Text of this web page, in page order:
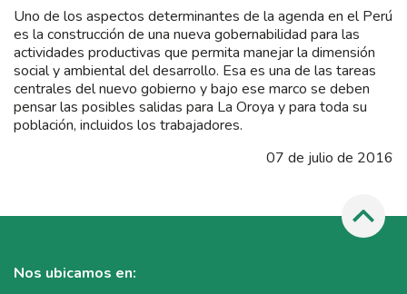
Uno de los aspectos determinantes de la agenda en el Perú
es la construcción de una nueva gobernabilidad para las
actividades productivas que permita manejar la dimensión
social y ambiental del desarrollo. Esa es una de las tareas
centrales del nuevo gobierno y bajo ese marco se deben
pensar las posibles salidas para La Oroya y para toda su
población, incluidos los trabajadores.
07 de julio de 2016
Nos ubicamos en: